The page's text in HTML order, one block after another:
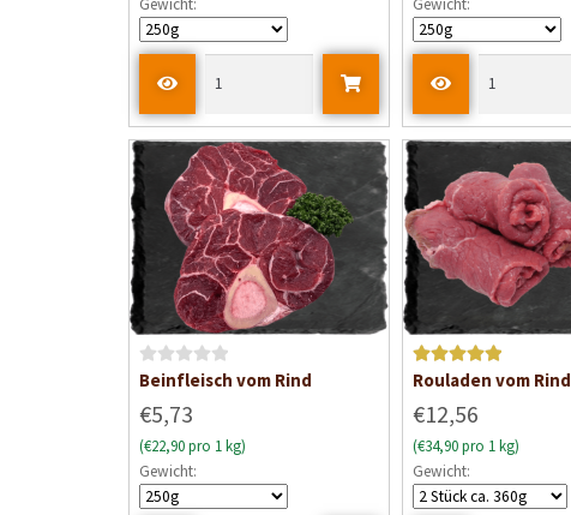
e
t
0
v
n
B
w
e
r
Beinfleisch vom Rind
€5,73
(€22,90 pro 1 kg)
Gewicht:
Bewertet mit
Rouladen vom Rind
€12,56
(€34,90 pro 1 kg)
Gewicht: